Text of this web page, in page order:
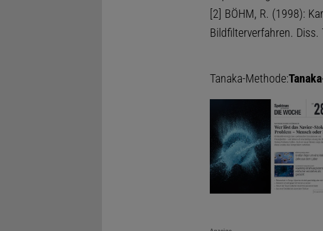
[2] BÖHM, R. (1998):
Bildfilterverfahren.
Tanaka-Methode: